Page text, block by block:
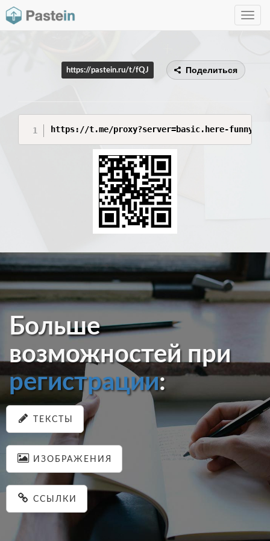
Toggle
https://pastein.ru/t/fQJ Поделиться
https://t.me/proxy?server=basic.here-
Больше
возможностей при
регистрации:
ТЕКСТЫ
ИЗОБРАЖЕНИЯ
ССЫЛКИ